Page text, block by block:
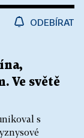
ODEBÍRAT
Ve světě
s